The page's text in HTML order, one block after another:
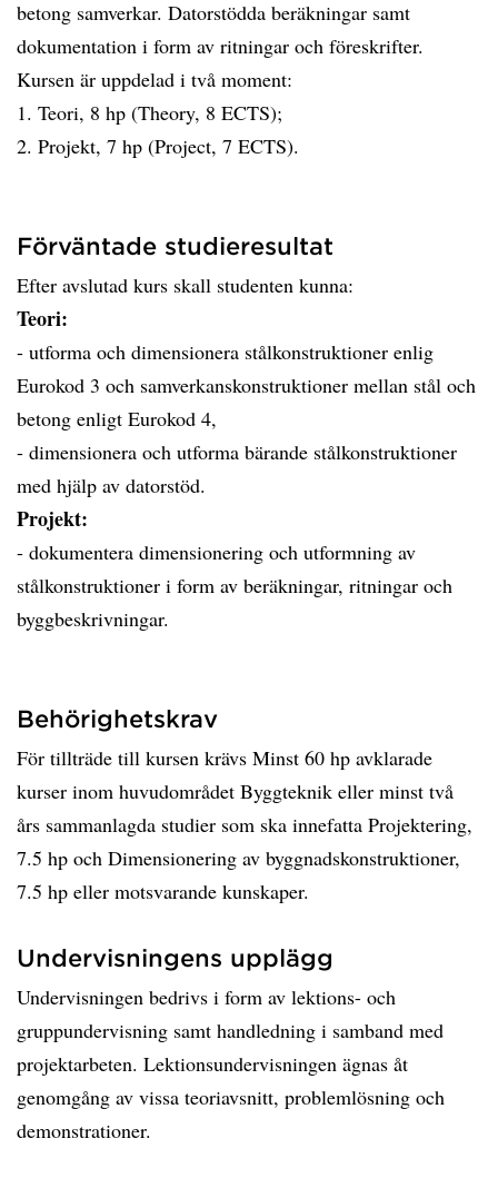
betong samverkar. Datorstödda beräkningar samt
dokumentation i form av ritningar och föreskrifter.
Kursen är uppdelad i två moment:
1. Teori, 8 hp (Theory, 8 ECTS);
2. Projekt, 7 hp (Project, 7 ECTS).
Förväntade studieresultat
Efter avslutad kurs skall studenten kunna:
Teori:
- utforma och dimensionera stålkonstruktioner enlig
Eurokod 3 och samverkanskonstruktioner mellan stål och
betong enligt Eurokod 4,
- dimensionera och utforma bärande stålkonstruktioner
med hjälp av datorstöd.
Projekt:
- dokumentera dimensionering och utformning av
stålkonstruktioner i form av beräkningar, ritningar och
byggbeskrivningar.
Behörighetskrav
För tillträde till kursen krävs Minst 60 hp avklarade
kurser inom huvudområdet Byggteknik eller minst två
års sammanlagda studier som ska innefatta Projektering,
7.5 hp och Dimensionering av byggnadskonstruktioner,
7.5 hp eller motsvarande kunskaper.
Undervisningens upplägg
Undervisningen bedrivs i form av lektions- och
gruppundervisning samt handledning i samband med
projektarbeten. Lektionsundervisningen ägnas åt
genomgång av vissa teoriavsnitt, problemlösning och
demonstrationer.